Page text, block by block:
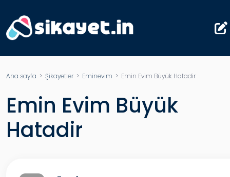
Ana sayfa > Şikayetler> Eminevim > Emin Evim Büyük Hatadir
Emin Evim Büyük
Hatadir